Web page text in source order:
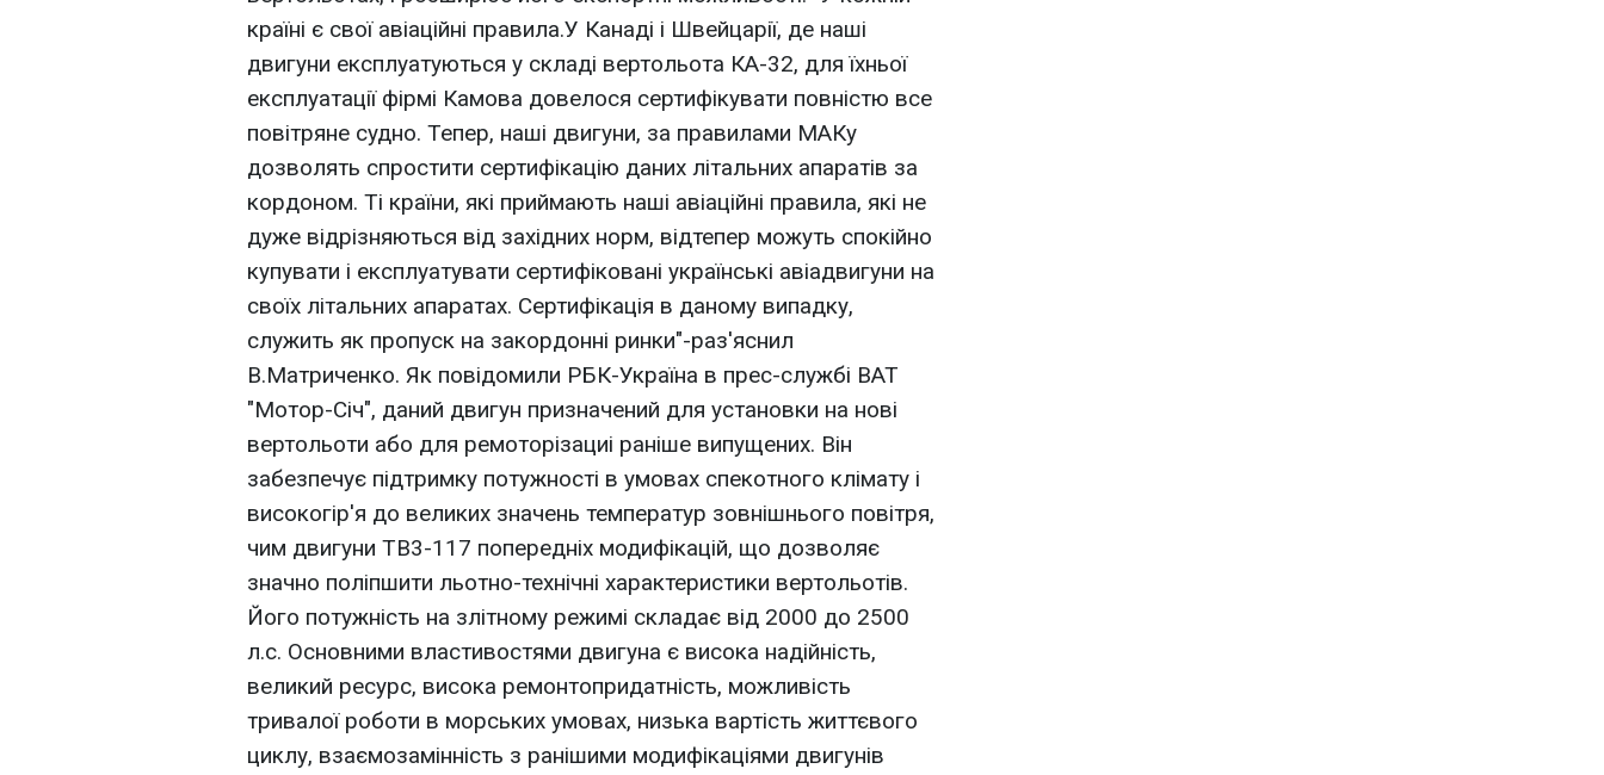
країні є свої авіаційні правила.У Канаді і Швейцарії, де наші
двигуни експлуатуються у складі вертольота КА-32, для їхньої
експлуатації фірмі Камова довелося сертифікувати повністю все
повітряне судно. Тепер, наші двигуни, за правилами МАКу
дозволять спростити сертифікацію даних лiтальних апаратів за
кордоном. Ті країни, які приймають наші авіаційні правила, які не
дуже відрізняються від західних норм, відтепер можуть спокійно
купувати і експлуатувати сертифіковані українські авіадвигуни на
своїх літальних апаратах. Сертифікація в даному випадку,
служить як пропуск на закордоннi ринки"-раз'яснил
В.Матриченко. Як повідомили РБК-Україна в прес-службі ВАТ
"Мотор-Ciч", даний двигун призначений для установки на нові
вертольоти або для ремоторізациі раніше випущених. Він
забезпечує підтримку потужності в умовах cпекотного клімату і
високогір'я до великих значень температур зовнішнього повітря,
чим двигуни ТВ3-117 попередніх модифікацій, що дозволяє
значно поліпшити льотно-технічні характеристики вертольотів.
Його потужність на злітному режимі складає від 2000 до 2500
л.с. Основними властивостями двигуна є висока надійність,
великий ресурс, висока ремонтопридатність, можливість
тривалої роботи в морських умовах, низька вартість життєвого
циклу, взаємозамінність з ранішими модифікаціями двигунів